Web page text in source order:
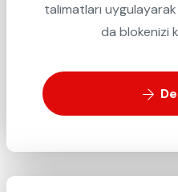
talimatları
da blokenizi